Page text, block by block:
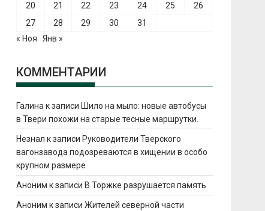
20
21 22 23 24 25
26
27
28 29 30
31
« Ноя
Янв »
КОММЕНТАРИИ
Галина к записи Шило на мыло: новые автобусы
в Твери похожи на старые тесные маршрутки.
Незнал к записи Руководители Тверского
вагонзавода подозреваются в хищении в особо
крупном размере
Аноним к записи В Торжке разрушается память
Аноним к записиЖителей северной части